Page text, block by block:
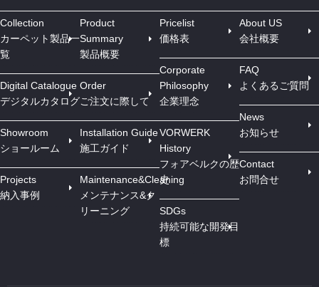
Collection
カーペット製品一
覧
Digital Catalogue
デジタルカタログ
Showroom
ショールーム
Projects
納入事例
Product
Summary
製品概要
Order
ご注文に際して
Installation Guide
施工ガイド
Maintenance&Cleaning
メンテナンス&ク
リーニング
Pricelist
価格表
Corporate
Philosophy
企業理念
VORWERK
History
フォアベルクの歴
史
SDGs
持続可能な開発目
標
About US
会社概要
FAQ
よくあるご質問
News
お知らせ
Contact
お問合せ